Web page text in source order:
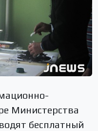
Министерства
бесплатный